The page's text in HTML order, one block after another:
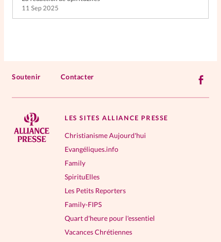
11 Sep 2025
Soutenir Contacter
LES SITES ALLIANCE PRESSE
Christianisme Aujourd'hui
Evangéliques.info
Family
SpirituElles
Les Petits Reporters
Family-FIPS
Quart d'heure pour l'essentiel
Vacances Chrétiennes